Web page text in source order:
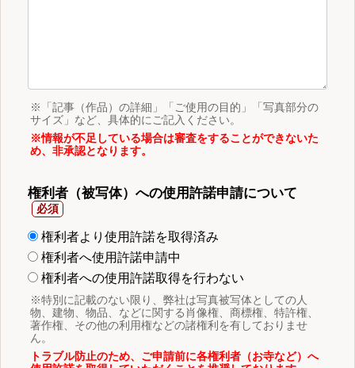
※「記事（作品）の詳細」「ご使用の目的」「写真部分の
サイズ」など、具体的にご記入ください。
※情報が不足している場合は審査をすることができないた
め、非承認となります。
権利者（被写体）への使用許諾申請について
権利者より使用許諾を取得済み
権利者へ使用許諾申請中
権利者への使用許諾取得を行わない
※特別に記載のない限り、弊社は写真被写体としての人
物、建物、物品、などに関する肖像権、商標権、特許権、
著作権、その他の利用権などの諸権利を有しておりませ
ん。
トラブル防止のため、ご申請前に各権利者（お寺など）へ